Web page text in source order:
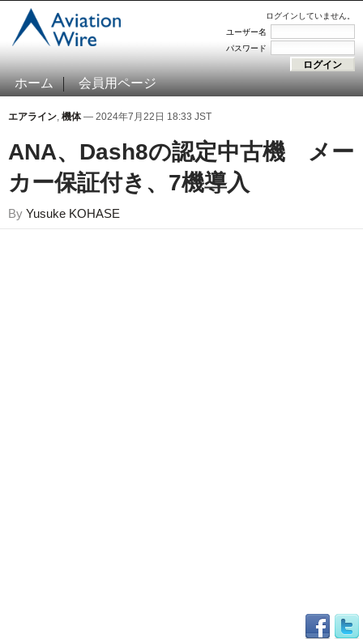
ログインしていません。
ユーザー名
パスワード
ホーム 会員用ページ
エアライン, 機体— 2024年7月22日 18:33 JST
ANA、Dash8の認定中古機 メー
カー保証付き、7機導入
By Yusuke KOHASE